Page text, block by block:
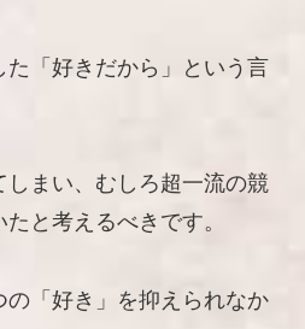
「好きだから」という言
まい、むしろ超一流の競
と考えるべきです。
「好き」を抑えられなか